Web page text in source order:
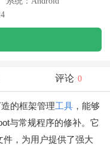
评论 0
的框架管理工具 ，能够
与常规程序的修补。它
，为用户提供了强大